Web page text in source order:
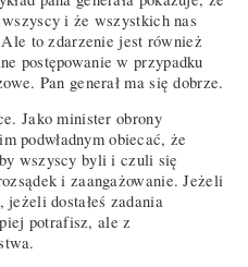
i że wszystkich nas
to zdarzenie jest również
postępowanie w przypadku
Pan generał ma się dobrze.
Jako minister obrony
podwładnym obiecać, że
wszyscy byli i czuli się
i zaangażowanie. Jeżeli
jeżeli dostałeś zadania
potrafisz, ale z